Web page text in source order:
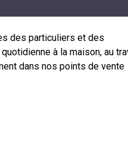
des particuliers et des
à la maison, au
dans nos points de vente